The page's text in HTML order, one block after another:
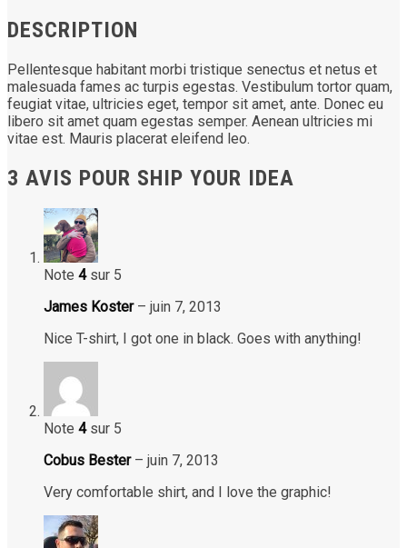
DESCRIPTION
Pellentesque habitant morbi tristique senectus et netus et
malesuada fames ac turpis egestas. Vestibulum tortor quam,
feugiat vitae, ultricies eget, tempor sit amet, ante. Donec eu
libero sit amet quam egestas semper. Aenean ultricies mi
vitae est. Mauris placerat eleifend leo.
3 AVIS POUR SHIP YOUR IDEA
Note 4sur 5
James Koster – juin 7, 2013
Nice T-shirt, I got one in black. Goes with anything!
Note 4sur 5
Cobus Bester – juin 7, 2013
Very comfortable shirt, and I love the graphic!